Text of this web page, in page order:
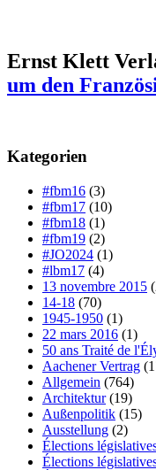
Ernst Klett
um den
Kategorien
#fbm16 (3)
#fbm17 (10)
#fbm18 (1)
#fbm19 (2)
#JO2024 (1)
#lbm17 (4)
13 novembre 2015
14-18 (70)
1945-1950 (1)
22 mars 2016 (1)
50 ans Traité de
Aachener Vertrag
Allgemein (764)
Architektur(19)
Außenpolitik (15)
Ausstellung (2)
Élections
Élections